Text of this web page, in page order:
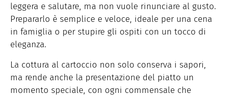
leggera e salutare, ma non vuole rinunciare al gusto.
Prepararlo è semplice e veloce, ideale per una cena
in famiglia o per stupire gli ospiti con un tocco di
eleganza.
La cottura al cartoccio non solo conserva i sapori,
ma rende anche la presentazione del piatto un
momento speciale, con ogni commensale che